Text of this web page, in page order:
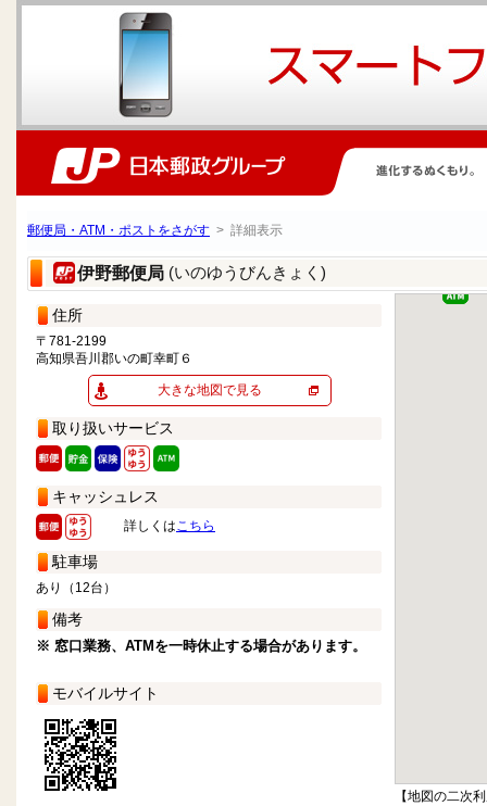
郵便局・ATM・ポストをさがす > 詳細表示
伊野郵便局 (いのゆうびんきょく)
住所
〒781-2199
高知県吾川郡いの町幸町６
大きな地図で見る
取り扱いサービス
キャッシュレス
詳しくはこちら
駐車場
あり（12台）
備考
※ 窓口業務、ATMを一時休止する場合があります。
モバイルサイト
【地図の二次